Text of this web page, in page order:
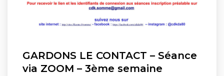
GARDONS LE CONTACT – Séance
via ZOOM – 3ème semaine